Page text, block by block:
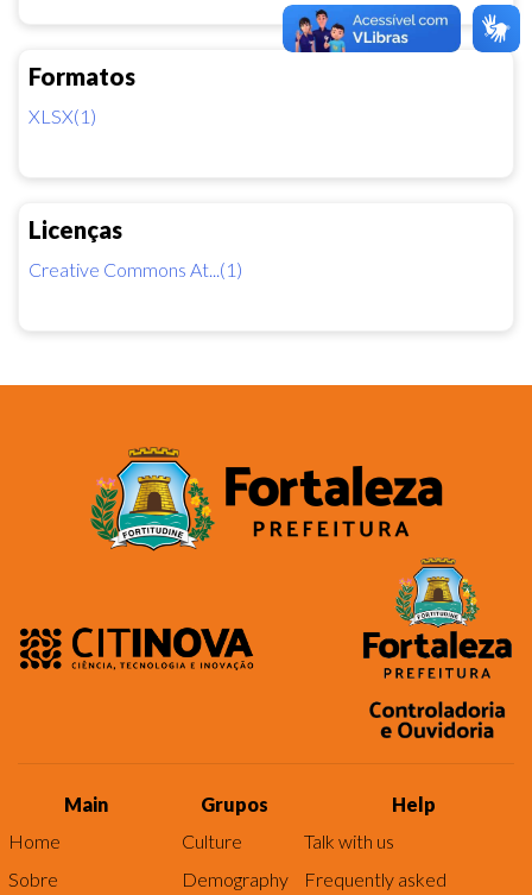
Formatos
XLSX(1)
Licenças
Creative Commons At...(1)
Main
Home
Sobre
Grupos
Culture
Demography
Help
Talk with us
Frequently asked